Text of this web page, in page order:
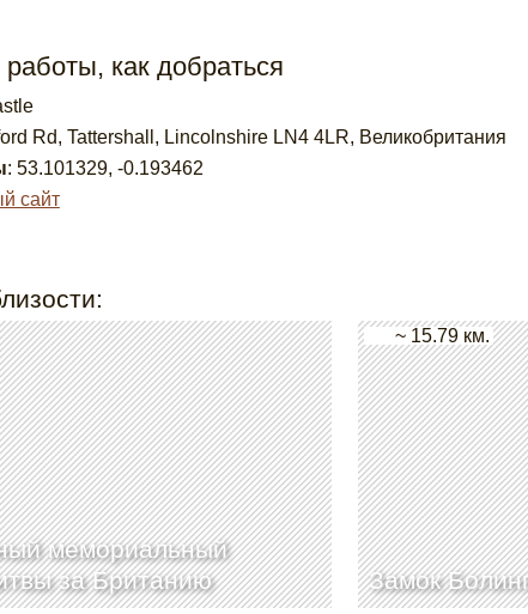
как добраться
Rd, Tattershall, Lincolnshire LN4 4LR, Великобритания
: 53.101329, -0.193462
сайт
мемориальный
за Британию
Замок
~ 15.79 км.